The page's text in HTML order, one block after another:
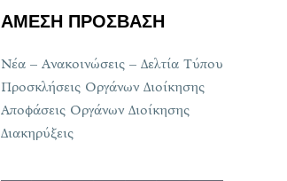
ΑΜΕΣΗ ΠΡΟΣΒΑΣΗ
Νέα – Ανακοινώσεις – Δελτία Τύπου
Προσκλήσεις Οργάνων Διοίκησης
Αποφάσεις Οργάνων Διοίκησης
Διακηρύξεις